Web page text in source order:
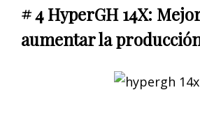
# 4 HyperGH 14X:
aumentar la